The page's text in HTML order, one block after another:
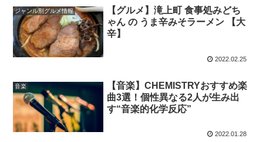
ジャンル別グルメ情報
【グルメ】滝上町 食事処みどち
ゃん の うま辛みそラーメン 【大
辛】
2022.02.25
音楽
【音楽】CHEMISTRYおすすめ楽
曲3選！個性異なる2人が生み出
す“音楽的化学反応”
2022.01.28